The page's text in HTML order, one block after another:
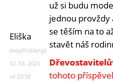
Eliška
(nepřihlášený)
12. 03. 2023
ve 23:58
už si budu
jednou provždy
se těším na to
stavět náš
tohoto